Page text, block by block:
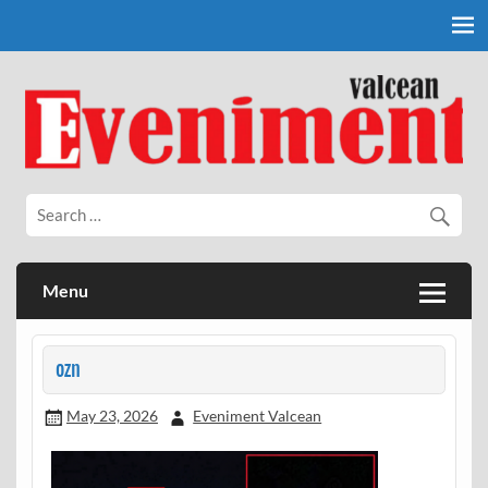
Eveniment Valcean
Menu
ozn
May 23, 2026 Eveniment Valcean